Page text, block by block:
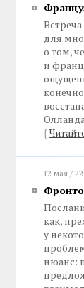
для
о том,
и
{
12 мая /
как,
у
нюанс: